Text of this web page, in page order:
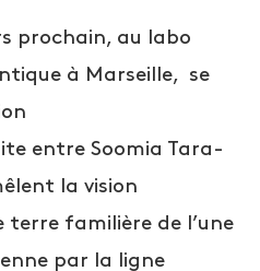
prochain, au labo
à Marseille, se
entre Soomia Tara-
la vision
terre familière de l’une
par la ligne